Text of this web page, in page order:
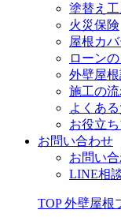
塗替え
火災保険
屋根カ
ローン
外壁屋
施工の
よくあ
お役立
お問い合わせ
お問い
LINE相
TOP 外壁屋根